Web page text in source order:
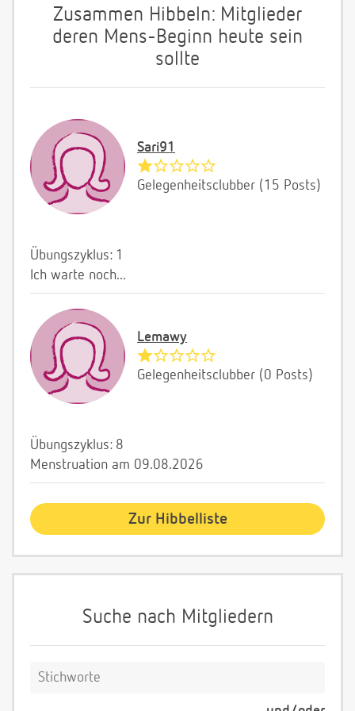
Zusammen Hibbeln: Mitglieder
deren Mens-Beginn heute sein
sollte
Sari91
Gelegenheitsclubber (15 Posts)
Übungszyklus: 1
Ich warte noch...
Lemawy
Gelegenheitsclubber (0 Posts)
Übungszyklus: 8
Menstruation am 09.08.2026
Zur Hibbelliste
Suche nach Mitgliedern